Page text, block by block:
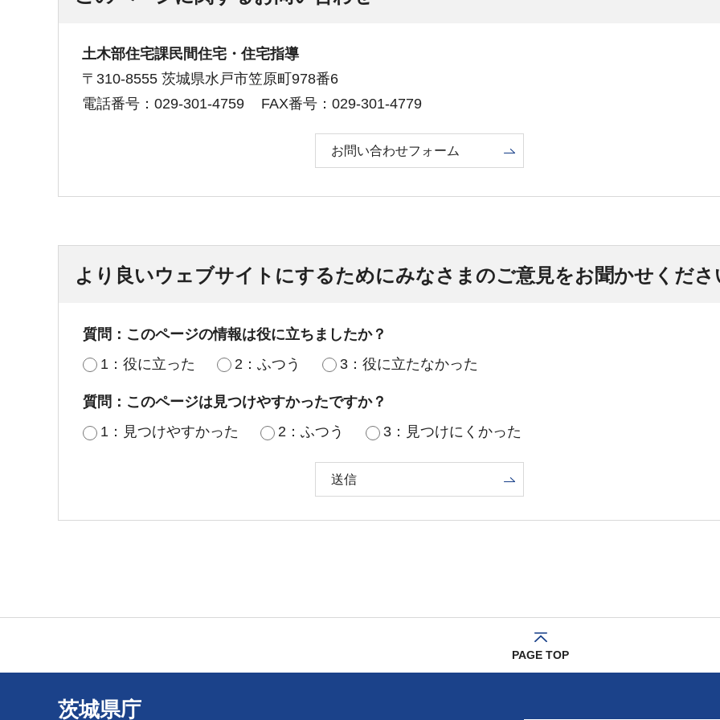
土木部住宅課民間住宅・住宅指導
〒310-8555 茨城県水戸市笠原町978番6
電話番号：029-301-4759
FAX番号：029-301-4779
お問い合わせフォーム
より良いウェブサイトにするためにみなさまのご意見をお聞かせくださ
質問：このページの情報は役に立ちましたか？
1：役に立った
2：ふつう 3：役に立たなかった
質問：このページは見つけやすかったですか？
1：見つけやすかった
2：ふつう 3：見つけにくかった
PAGE TOP
茨城県庁